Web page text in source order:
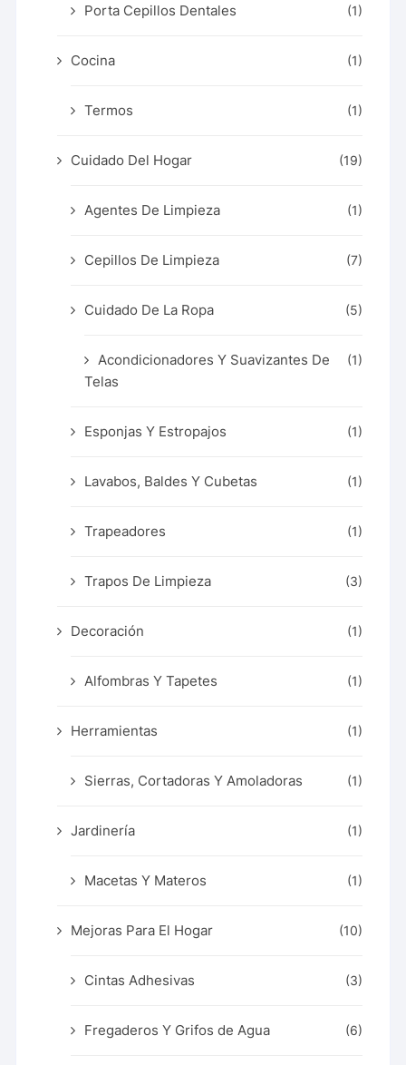
Porta Cepillos Dentales (1)
Cocina (1)
Termos (1)
Cuidado Del Hogar (19)
Agentes De Limpieza (1)
Cepillos De Limpieza (7)
Cuidado De La Ropa (5)
Acondicionadores Y Suavizantes De
Telas
(1)
Esponjas Y Estropajos (1)
Lavabos, Baldes Y Cubetas (1)
Trapeadores (1)
Trapos De Limpieza (3)
Decoración (1)
Alfombras Y Tapetes (1)
Herramientas (1)
Sierras, Cortadoras Y Amoladoras (1)
Jardinería (1)
Macetas Y Materos (1)
Mejoras Para El Hogar (10)
Cintas Adhesivas (3)
Fregaderos Y Grifos de Agua (6)